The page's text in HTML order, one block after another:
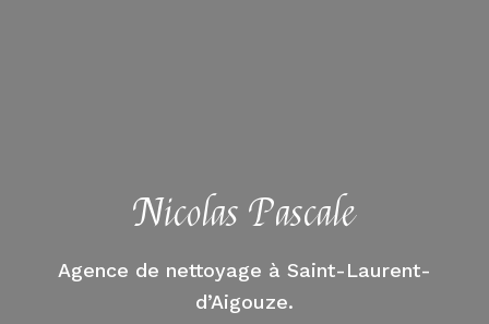
Nicolas Pascale
Agence de nettoyage à Saint-Laurent-
d’Aigouze.